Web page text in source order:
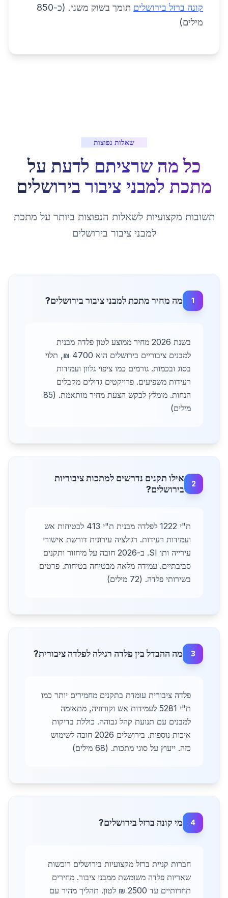
קונה ברזל בירושלים
תומך בשוק משני. (כ-850
מילים)
שאלות נפוצות
כל מה שרציתם לדעת על
מתכת למבני ציבור בירושלים
תשובות מקצועיות לשאלות הנפוצות ביותר על מתכת
למבני ציבור בירושלים
1 מה מחיר מתכת למבני ציבור בירושלים?
בשנת 2026 מחיר ממוצע לטון פלדה מבנית
למבנים ציבוריים בירושלים הוא 4700 ₪, תלוי
בסוג ובכמות. גורמים כמו ציפוי גלוון ועמידות
רעידות משפיעים. פרויקטים גדולים מקבלים
הנחות. מומלץ לבקש הצעת מחיר מותאמת. (85
מילים)
2
אילו תקנים נדרשים למתכות ציבוריות
בירושלים?
ת"י 1222 לפלדה מבנית ת"י 413 לבטיחות אש
ועמידות רעידות. רגולציה עירונית דורשת אישורי
עירייה ותו SI. ב-2026 חובה על מיחזור ותקנים
סביבתיים. עמידה מלאה מבטיחה בטיחות. פרטים
בשירותי פלדה. (72 מילים)
3 מה ההבדל בין פלדה רגילה לפלדה ציבורית?
פלדה ציבורית עומדת בתקנים מחמירים יותר כמו
ת"י 5281 לעמידות אש וקורוזיה, מתאימה
למבנים עם תנועת קהל גבוהה. כוללת בדיקות
איכות נוספות. בירושלים 2026 חובה לשימוש
כזה. ייעוץ על סוגי מתכות. (68 מילים)
4 מי קונה ברזל בירושלים?
חברות קניית ברזל מקצועיות בירושלים רוכשות
שאריות פלדה משומשת ממבני ציבור. מחירים
תחרותיים עד 2500 ₪ לטון. תהליך מהיר עם